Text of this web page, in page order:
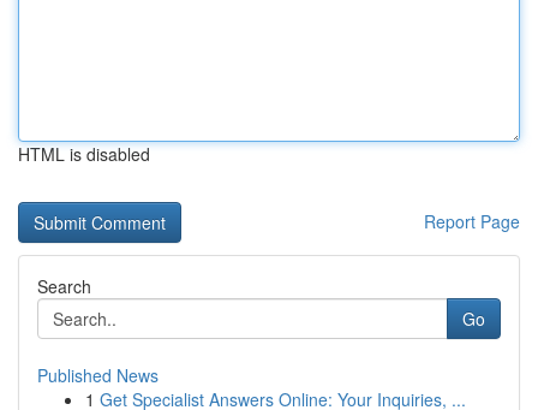
HTML is disabled
Report Page
Search
Go
Published News
1 Get Specialist Answers Online: Your Inquiries, ...